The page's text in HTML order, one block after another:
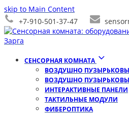
skip to Main Content
+7-910-501-37-47
СЕНСОРНАЯ КОМНАТА
ВОЗДУШНО
ВОЗДУШНО
ИНТЕРАКТИВНЫЕ ПАНЕЛИ
ТАКТИЛЬНЫЕ МОДУЛИ
ФИБЕРОПТИКА